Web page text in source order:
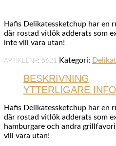
Hafis Delikatessketchup har en
där rostad vitlök adderats som
inte vill vara utan!
ARTIKELNR: 5621 Kategori:
BESKRIVNING
YTTERLIGARE
Hafis Delikatessketchup har en
där rostad vitlök adderats som
hamburgare och andra
vill vara utan!